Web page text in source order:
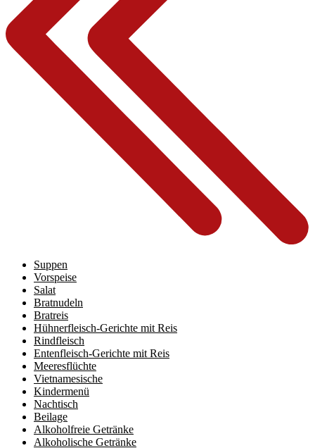
Suppen
Vorspeise
Salat
Bratnudeln
Bratreis
Hühnerfleisch-Gerichte mit Reis
Rindfleisch
Entenfleisch-Gerichte mit Reis
Meeresflüchte
Vietnamesische
Kindermenü
Nachtisch
Beilage
Alkoholfreie Getränke
Alkoholische Getränke